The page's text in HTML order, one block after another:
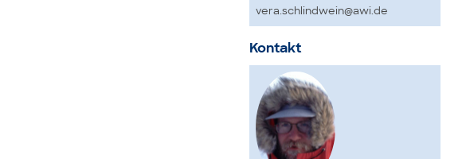
vera.schlindwein@awi.de
Kontakt